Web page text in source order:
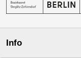
Info